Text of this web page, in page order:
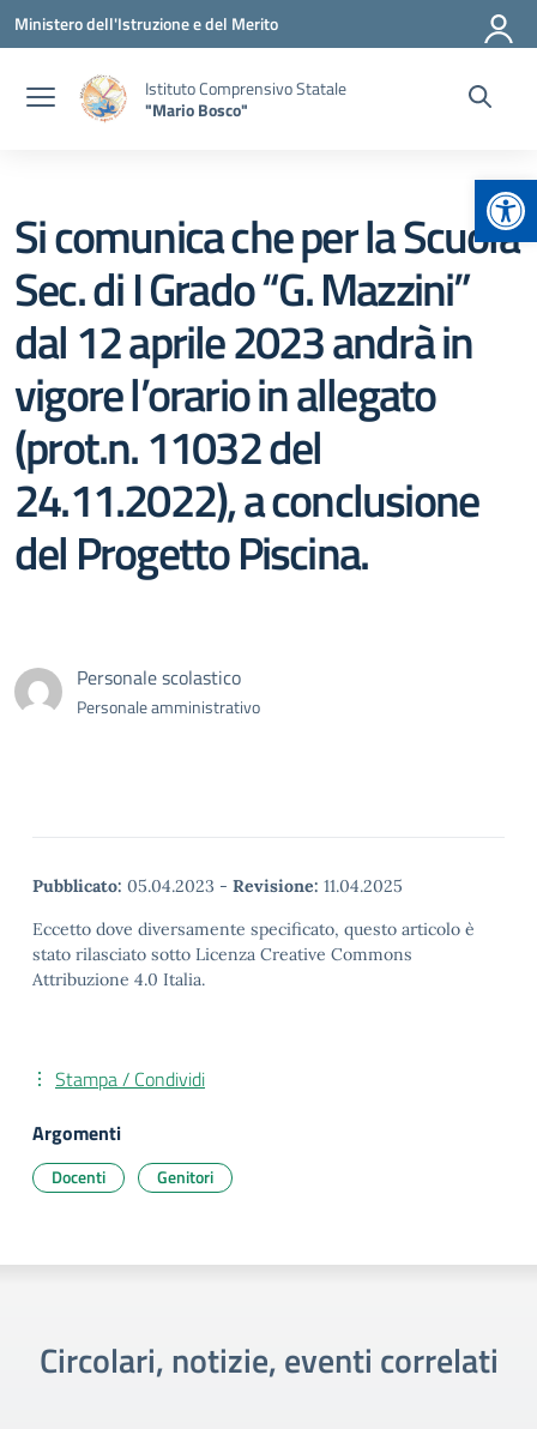
Vai ai contenuti
Vai al menu di navigazione
Vai al footer
Ministero dell'Istruzione e del Merito
Istituto Comprensivo Statale
"Mario Bosco"
Si comunica che per la Scuola
Sec. di I Grado “G. Mazzini”
dal 12 aprile 2023 andrà in
vigore l’orario in allegato
(prot.n. 11032 del
24.11.2022), a conclusione
del Progetto Piscina.
Personale scolastico
Personale amministrativo
Pubblicato: 05.04.2023 - Revisione: 11.04.2025
Eccetto dove diversamente specificato, questo articolo è
stato rilasciato sotto Licenza Creative Commons
Attribuzione 4.0 Italia.
Stampa / Condividi
Argomenti
Docenti Genitori
Circolari, notizie, eventi correlati